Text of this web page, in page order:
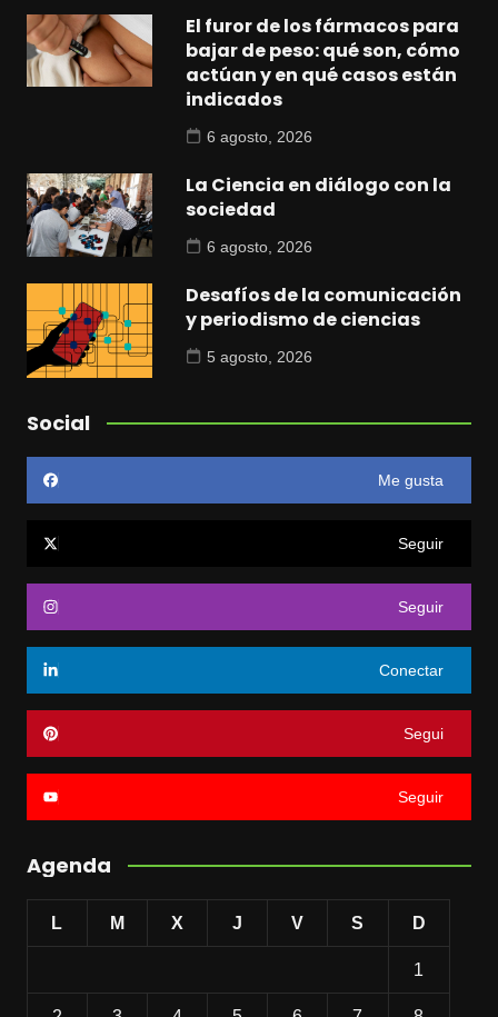
El furor de los fármacos para
bajar de peso: qué son, cómo
actúan y en qué casos están
indicados
6 agosto, 2026
La Ciencia en diálogo con la
sociedad
6 agosto, 2026
Desafíos de la comunicación
y periodismo de ciencias
5 agosto, 2026
Social
Me gusta
Seguir
Seguir
Conectar
Segui
Seguir
Agenda
L M X J V S D
1